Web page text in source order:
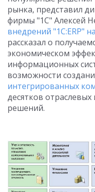
рынка, представил
фирмы "1С" Алексей
внедрений "1С:ERP"
рассказал о
экономическом
информационных
возможности
интегрированных
десятков
решений.